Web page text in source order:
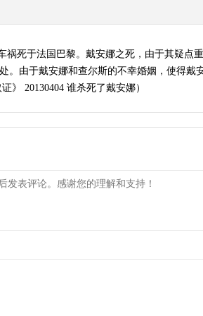
祸死于法国巴黎。戴安娜之死，由于其疑点
。由于戴安娜和查尔斯的不幸婚姻，使得戴
》 20130404 谁杀死了戴安娜）